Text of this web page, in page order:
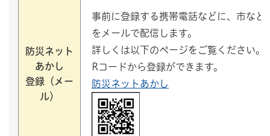
防災ネット
あかし
登録（メー
ル）
事前に登録する携帯電話などに、市など
をメールで配信します。
詳しくは以下のページをご覧ください
Rコードから登録ができます。
防災ネットあかし